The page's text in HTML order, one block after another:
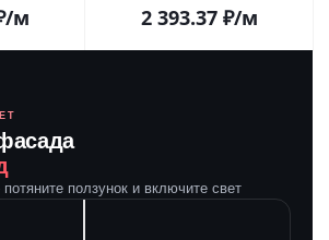
/м 2 393.37₽/м
ползунок и включите свет